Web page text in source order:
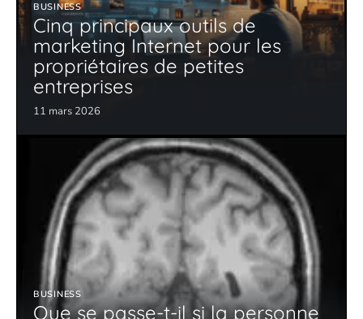
BUSINESS
Cinq principaux outils de
marketing Internet pour les
propriétaires de petites
entreprises
11 mars 2026
BUSINESS
Que se passe-t-il si la personne